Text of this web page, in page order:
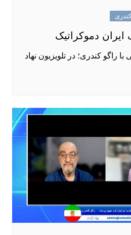
دموکراتیک
با راگو کندری؛ در تلویزیون نهاد